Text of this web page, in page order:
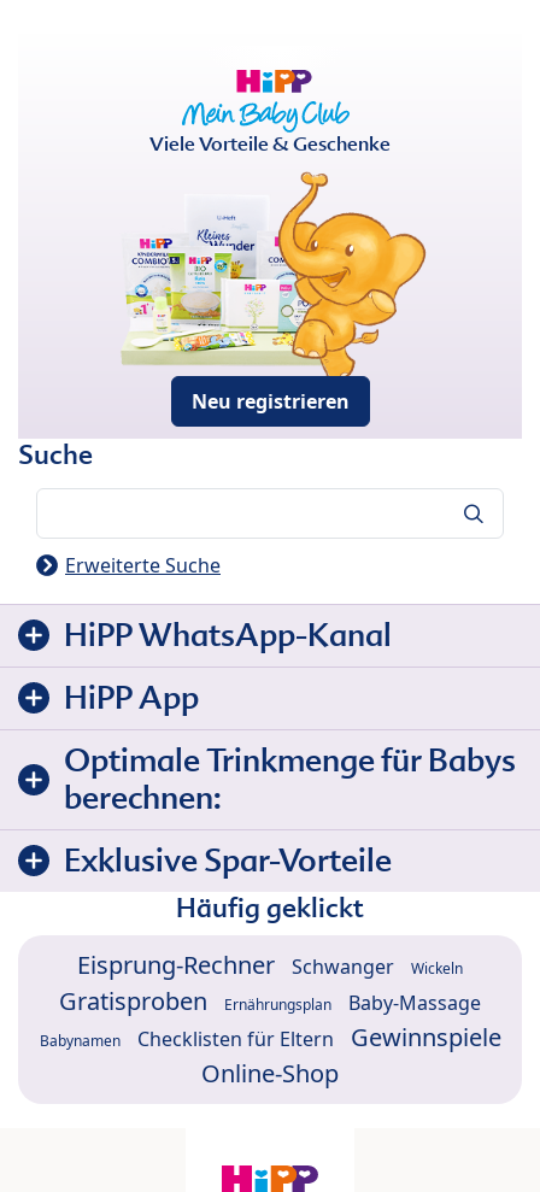
Viele Vorteile & Geschenke
Neu registrieren
Suche
Erweiterte Suche
HiPP WhatsApp-Kanal
HiPP App
Optimale Trinkmenge für Babys
berechnen:
Exklusive Spar-Vorteile
Häufig geklickt
Eisprung-Rechner Schwanger Wickeln
Gratisproben Ernährungsplan Baby-Massage
Babynamen Checklisten für Eltern
Gewinnspiele
Online-Shop